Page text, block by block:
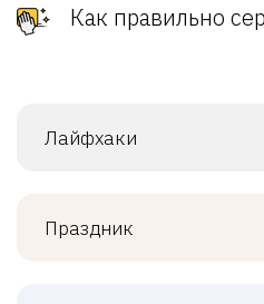
Как правильно
Лайфхаки
Праздник